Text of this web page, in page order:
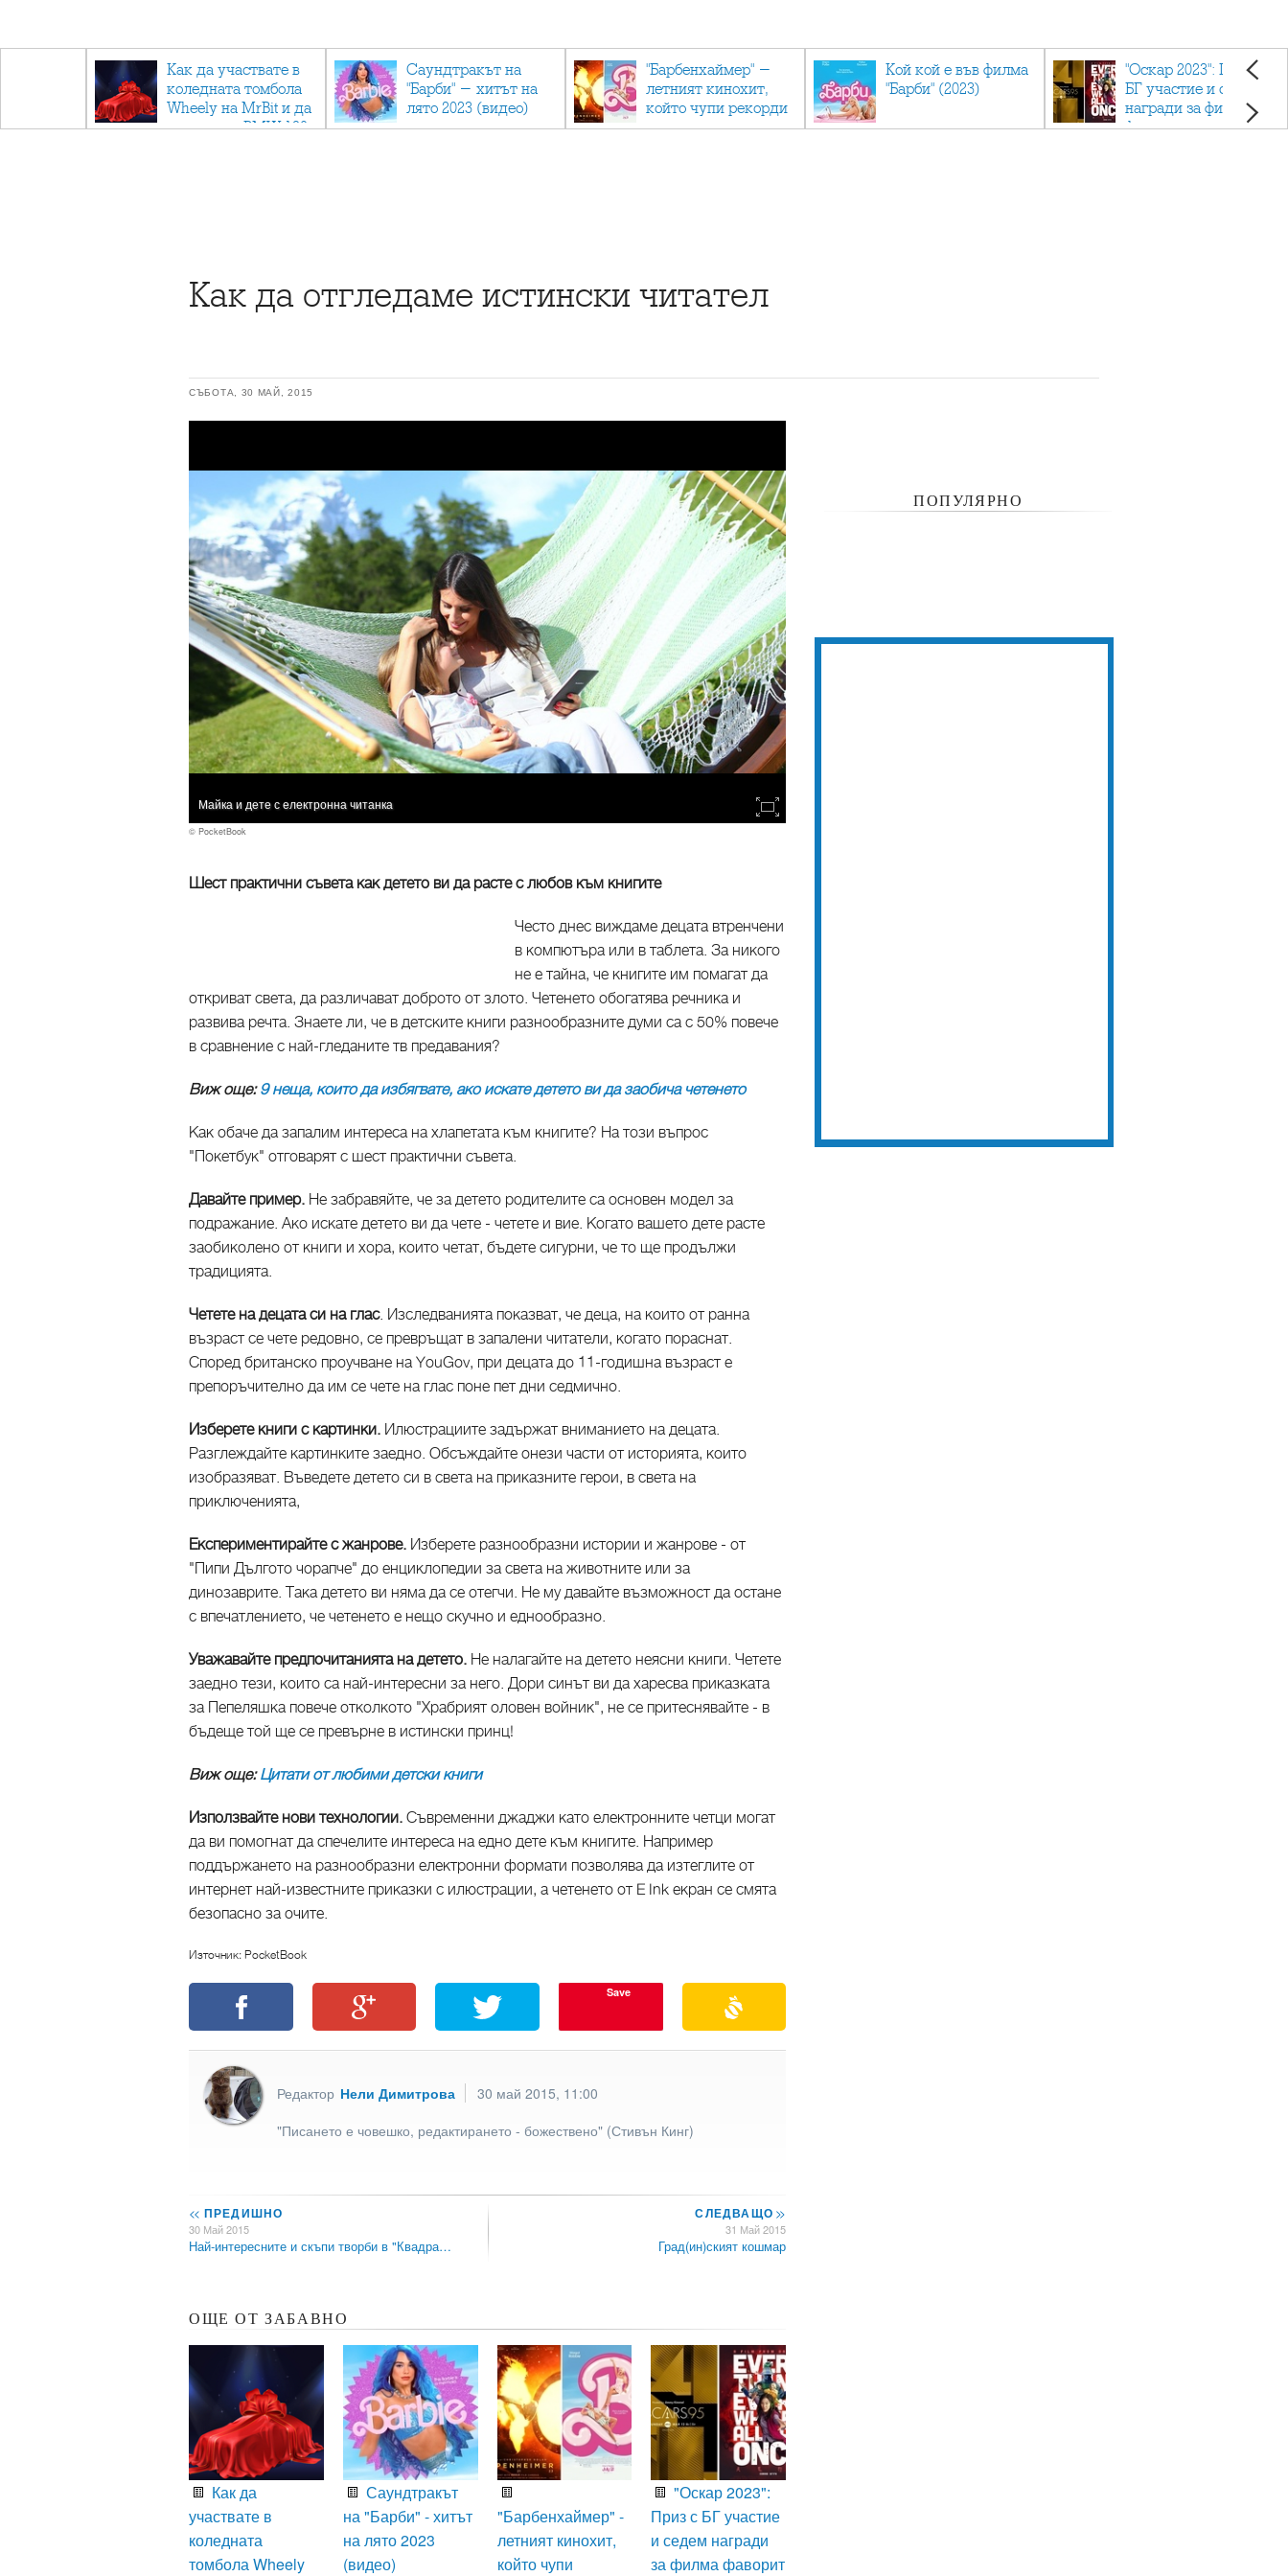
Как да участвате в
коледната томбола
Wheely на MrBit и да
спечелите BMW 120
Саундтракът на
"Барби" - хитът на
лято 2023 (видео)
"Барбенхаймер" -
летният кинохит,
който чупи рекорди
Кой кой е във филма
"Барби" (2023)
"Оскар 2023": Приз с
БГ участие и седем
награди за филма
фаворит
Как да отгледаме истински читател
СЪБОТА, 30 МАЙ, 2015
Майка и дете с електронна читанка
© PocketBook
Шест практични съвета как детето ви да расте с любов към книгите
Често днес виждаме децата втренчени
в компютъра или в таблета. За никого
не е тайна, че книгите им помагат да
откриват света, да различават доброто от злото. Четенето обогатява речника и
развива речта. Знаете ли, че в детските книги разнообразните думи са с 50% повече
в сравнение с най-гледаните тв предавания?
Виж още:9 неща, които да избягвате, ако искате детето ви да заобича четенето
Как обаче да запалим интереса на хлапетата към книгите? На този въпрос
"Покетбук" отговарят с шест практични съвета.
Давайте пример. Не забравяйте, че за детето родителите са основен модел за
подражание. Ако искате детето ви да чете - четете и вие. Когато вашето дете расте
заобиколено от книги и хора, които четат, бъдете сигурни, че то ще продължи
традицията.
Четете на децата си на глас. Изследванията показват, че деца, на които от ранна
възраст се чете редовно, се превръщат в запалени читатели, когато пораснат.
Според британско проучване на YouGov, при децата до 11-годишна възраст е
препоръчително да им се чете на глас поне пет дни седмично.
Изберете книги с картинки. Илюстрациите задържат вниманието на децата.
Разглеждайте картинките заедно. Обсъждайте онези части от историята, които
изобразяват. Въведете детето си в света на приказните герои, в света на
приключенията,
Експериментирайте с жанрове. Изберете разнообразни истории и жанрове - от
"Пипи Дългото чорапче" до енциклопедии за света на животните или за
динозаврите. Така детето ви няма да се отегчи. Не му давайте възможност да остане
с впечатлението, че четенето е нещо скучно и еднообразно.
Уважавайте предпочитанията на детето. Не налагайте на детето неясни книги. Четете
заедно тези, които са най-интересни за него. Дори синът ви да харесва приказката
за Пепеляшка повече отколкото "Храбрият оловен войник", не се притеснявайте - в
бъдеще той ще се превърне в истински принц!
Виж още:Цитати от любими детски книги
Използвайте нови технологии. Съвременни джаджи като електронните четци могат
да ви помогнат да спечелите интереса на едно дете към книгите. Например
поддържането на разнообразни електронни формати позволява да изтеглите от
интернет най-известните приказки с илюстрации, а четенето от E Ink екран се смята
безопасно за очите.
Източник: PocketBook
Save
Редактор Нели Димитрова
30 май 2015, 11:00
"Писането е човешко, редактирането - божествено" (Стивън Кинг)
<< ПРЕДИШНО
30 Май 2015
Най-интересните и скъпи творби в "Квадра…
СЛЕДВАЩО>>
31 Май 2015
Град(ин)ският кошмар
ОЩЕ ОТ ЗАБАВНО
Как да
участвате в
коледната
томбола Wheely
Саундтракът
на "Барби" - хитът
на лято 2023
(видео)
"Барбенхаймер" -
летният кинохит,
който чупи
"Оскар 2023":
Приз с БГ участие
и седем награди
за филма фаворит
ПОПУЛЯРНО